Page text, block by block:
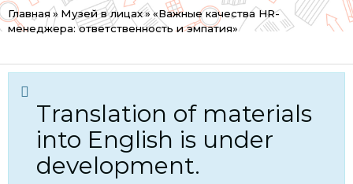
You
are
here
Главная» Музей в лицах» «Важные качества HR-
менеджера: ответственность и эмпатия»
Translation of materials
into English is under
development.